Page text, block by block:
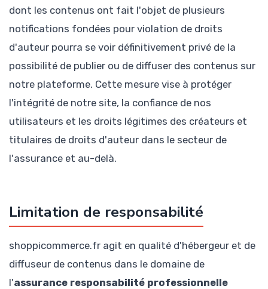
dont les contenus ont fait l'objet de plusieurs
notifications fondées pour violation de droits
d'auteur pourra se voir définitivement privé de la
possibilité de publier ou de diffuser des contenus sur
notre plateforme. Cette mesure vise à protéger
l'intégrité de notre site, la confiance de nos
utilisateurs et les droits légitimes des créateurs et
titulaires de droits d'auteur dans le secteur de
l'assurance et au-delà.
Limitation de responsabilité
shoppicommerce.fr agit en qualité d'hébergeur et de
diffuseur de contenus dans le domaine de
l'assurance responsabilité professionnelle